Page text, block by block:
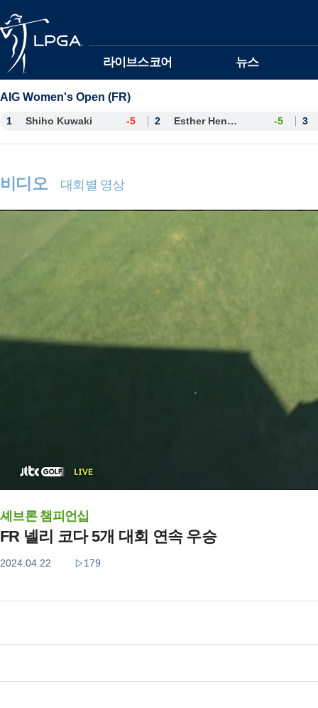
라이브스코어 뉴스
AIG Women's Open (FR)
1 Shiho Kuwaki -5 2 Esther Henseleit -5 3
비디오 대회별 영상
셰브론 챔피언십
FR 넬리 코다 5개 대회 연속 우승
2024.04.22 179